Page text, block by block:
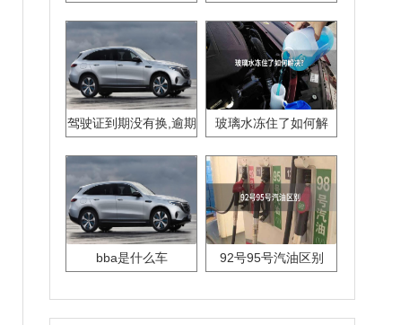
驾驶证到期没有换,逾期
玻璃水冻住了如何解
bba是什么车 92号95号汽油区别